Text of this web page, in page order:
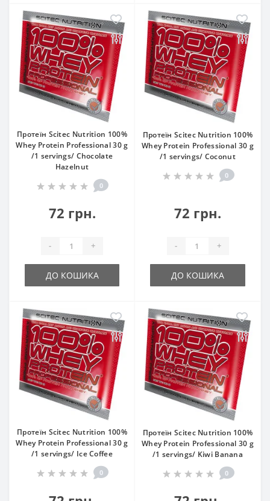
Протеїн Scitec Nutrition 100%
Whey Protein Professional 30 g
/1 servings/ Chocolate
Hazelnut
0
72 грн.
- +
ДО КОШИКА
Протеїн Scitec Nutrition 100%
Whey Protein Professional 30 g
/1 servings/ Coconut
0
72 грн.
- +
ДО КОШИКА
Протеїн Scitec Nutrition 100%
Whey Protein Professional 30 g
/1 servings/ Ice Coffee
0
Протеїн Scitec Nutrition 100%
Whey Protein Professional 30 g
/1 servings/ Kiwi Banana
0